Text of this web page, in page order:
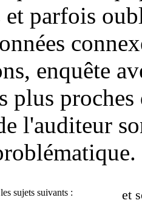
et parfois
enquête
plus
l'auditeur
sujets suivants :
et